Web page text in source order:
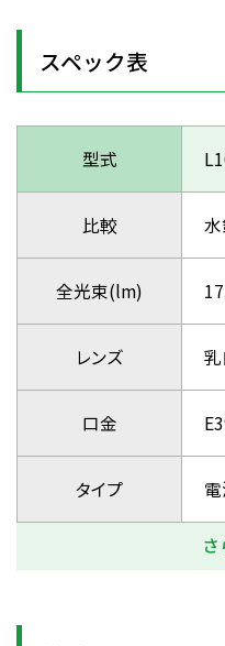
スペック表
型式
比較
全光束(lm)
レンズ
口金
タイプ